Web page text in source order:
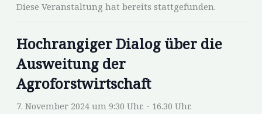
Diese Veranstaltung hat bereits stattgefunden.
Hochrangiger Dialog über die
Ausweitung der
Agroforstwirtschaft
7. November 2024 um 9:30 Uhr. - 16.30 Uhr.